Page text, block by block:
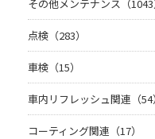
その他メンテナンス（1043
点検（283）
車検（15）
車内リフレッシュ関連（54）
コーティング関連（17）